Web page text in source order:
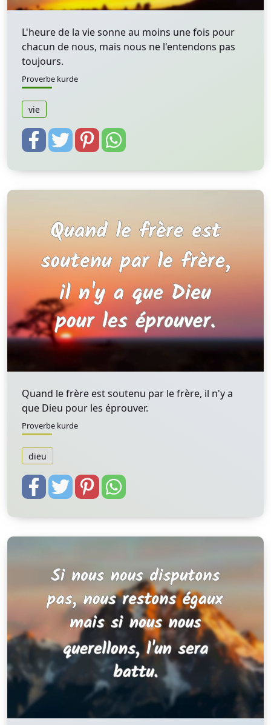
L'heure de la vie sonne au moins une fois pour
chacun de nous, mais nous ne l'entendons pas
toujours.
Proverbe kurde
vie
Quand le frère est soutenu par le frère, il n'y a
que Dieu pour les éprouver.
Proverbe kurde
dieu